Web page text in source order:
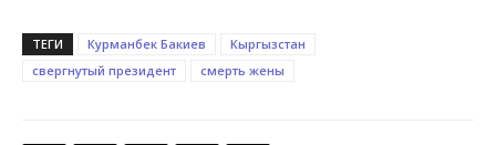
ТЕГИ Курманбек Бакиев
Кыргызстан
свергнутый президент
смерть жены